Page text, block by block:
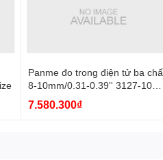
Panme đo trong điện tử ba
8-10mm/0.31-0.39'' 3127-10
Insize
7.580.300₫